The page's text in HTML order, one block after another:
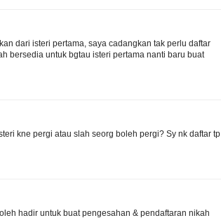
dari isteri pertama, saya cadangkan tak perlu daftar
bersedia untuk bgtau isteri pertama nanti baru buat
kne pergi atau slah seorg boleh pergi? Sy nk daftar tp
hadir untuk buat pengesahan & pendaftaran nikah